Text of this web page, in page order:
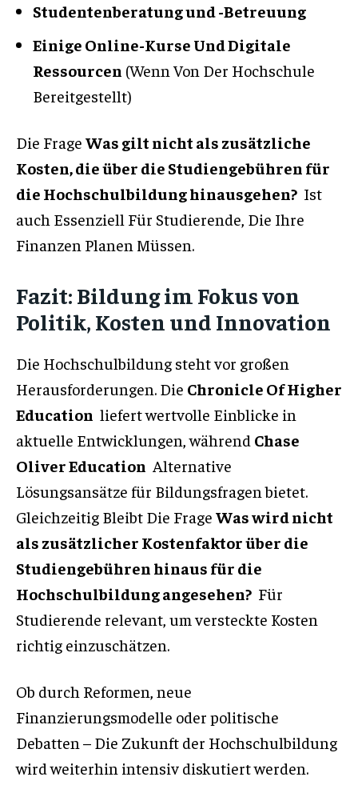
Studentenberatung und -Betreuung
Einige Online-Kurse Und Digitale
Ressourcen (Wenn Von Der Hochschule
Bereitgestellt)
Die Frage Was gilt nicht als zusätzliche
Kosten, die über die Studiengebühren für
die Hochschulbildung hinausgehen? Ist
auch Essenziell Für Studierende, Die Ihre
Finanzen Planen Müssen.
Fazit: Bildung im Fokus von
Politik, Kosten und Innovation
Die Hochschulbildung steht vor großen
Herausforderungen. Die Chronicle Of Higher
Education liefert wertvolle Einblicke in
aktuelle Entwicklungen, während Chase
Oliver Education Alternative
Lösungsansätze für Bildungsfragen bietet.
Gleichzeitig Bleibt Die Frage Was wird nicht
als zusätzlicher Kostenfaktor über die
Studiengebühren hinaus für die
Hochschulbildung angesehen? Für
Studierende relevant, um versteckte Kosten
richtig einzuschätzen.
Ob durch Reformen, neue
Finanzierungsmodelle oder politische
Debatten – Die Zukunft der Hochschulbildung
wird weiterhin intensiv diskutiert werden.